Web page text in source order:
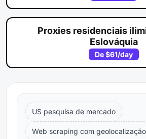
Proxies residenciais
Eslováquia
De$61/day
US pesquisa de mercado
Web scraping com geolocalização